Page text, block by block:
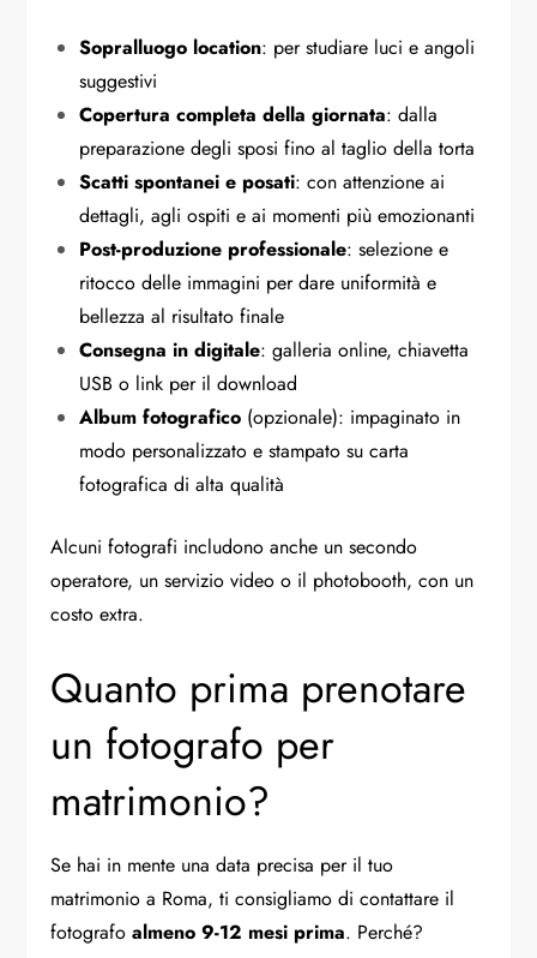
Sopralluogo location: per studiare luci e angoli
suggestivi
Copertura completa della giornata: dalla
preparazione degli sposi fino al taglio della torta
Scatti spontanei e posati: con attenzione ai
dettagli, agli ospiti e ai momenti più emozionanti
Post-produzione professionale: selezione e
ritocco delle immagini per dare uniformità e
bellezza al risultato finale
Consegna in digitale: galleria online, chiavetta
USB o link per il download
Album fotografico (opzionale): impaginato in
modo personalizzato e stampato su carta
fotografica di alta qualità
Alcuni fotografi includono anche un secondo
operatore, un servizio video o il photobooth, con un
costo extra.
Quanto prima prenotare
un fotografo per
matrimonio?
Se hai in mente una data precisa per il tuo
matrimonio a Roma, ti consigliamo di contattare il
fotografoalmeno 9-12 mesi prima. Perché?